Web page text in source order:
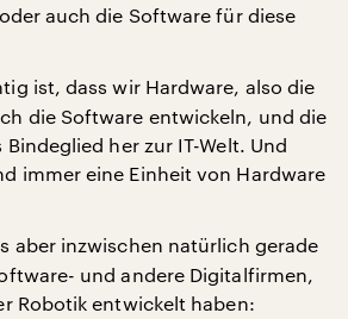
auch die Software für diese
ist, dass wir Hardware, also die
die Software entwickeln, und die
her zur IT-Welt. Und
immer eine Einheit von Hardware
aber inzwischen natürlich gerade
und andere Digitalfirmen,
Robotik entwickelt haben: